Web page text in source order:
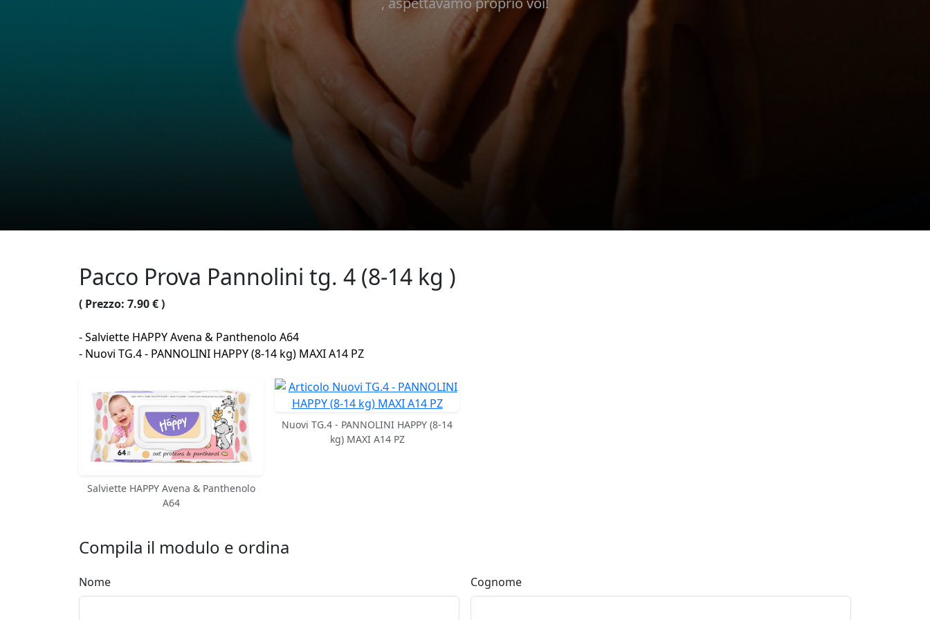
Pacco Prova Pannolini tg. 4 (8-14 kg )
( Prezzo: 7.90 € )
- Salviette HAPPY Avena & Panthenolo A64
- Nuovi TG.4 - PANNOLINI HAPPY (8-14 kg) MAXI A14 PZ
Salviette HAPPY Avena & Panthenolo
A64
Nuovi TG.4 - PANNOLINI HAPPY (8-14
kg) MAXI A14 PZ
Compila il modulo e ordina
Nome Cognome